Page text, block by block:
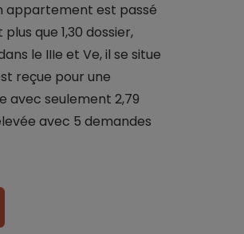
appartement est passé
que 1,30 dossier,
le IIIe et Ve, il se situe
reçue pour une
avec seulement 2,79
avec 5 demandes